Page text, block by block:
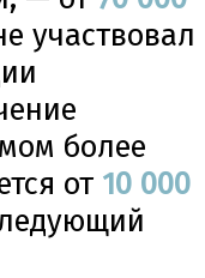
участвовал
более
от 10 000